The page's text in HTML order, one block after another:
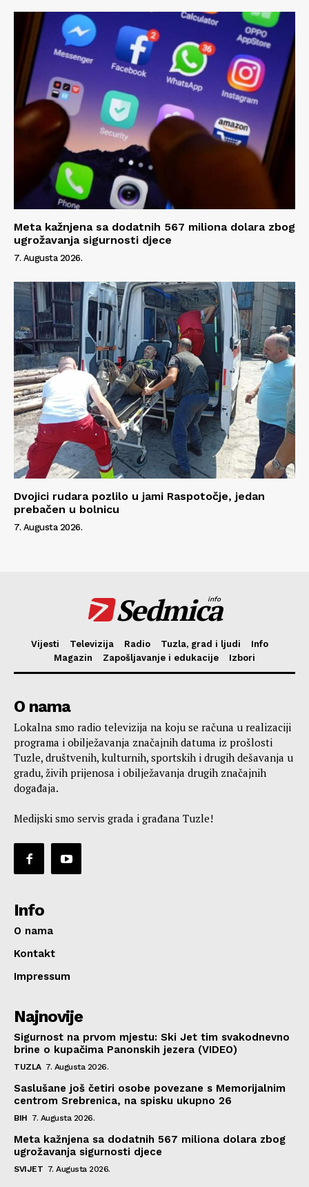
Meta kažnjena sa dodatnih 567 miliona dolara zbog
ugrožavanja sigurnosti djece
7. Augusta 2026.
Dvojici rudara pozlilo u jami Raspotočje, jedan
prebačen u bolnicu
7. Augusta 2026.
Sedmica
info
Vijesti Televizija Radio Tuzla, grad i ljudi
Info
Magazin
Zapošljavanje i edukacije Izbori
O nama
Lokalna smo radio televizija na koju se računa u realizaciji
programa i obilježavanja značajnih datuma iz prošlosti
Tuzle, društvenih, kulturnih, sportskih i drugih dešavanja u
gradu, živih prijenosa i obilježavanja drugih značajnih
događaja.
Medijski smo servis grada i građana Tuzle!
Info
O nama
Kontakt
Impressum
Najnovije
Sigurnost na prvom mjestu: Ski Jet tim svakodnevno
brine o kupačima Panonskih jezera (VIDEO)
TUZLA 7. Augusta 2026.
Saslušane još četiri osobe povezane s Memorijalnim
centrom Srebrenica, na spisku ukupno 26
BIH 7. Augusta 2026.
Meta kažnjena sa dodatnih 567 miliona dolara zbog
ugrožavanja sigurnosti djece
SVIJET 7. Augusta 2026.